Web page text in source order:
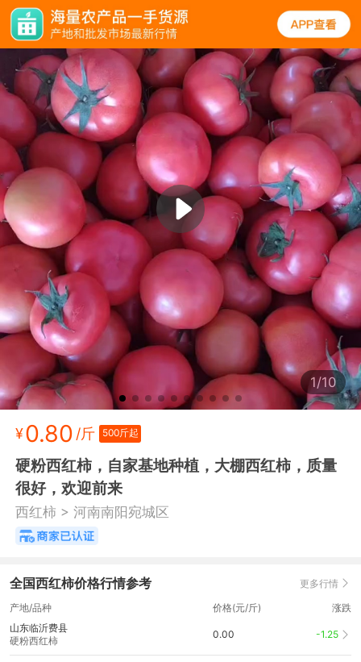
1/10
¥0.80 /斤 500斤起
硬粉西红柿，自家基地种植，大棚西红柿，质量
很好，欢迎前来
西红柿 > 河南南阳宛城区
全国西红柿价格行情参考 更多行情
产地/品种 价格(元/斤)
涨跌
山东临沂费县
硬粉西红柿
0.00 -1.25
规格 口碑 图文
西红柿